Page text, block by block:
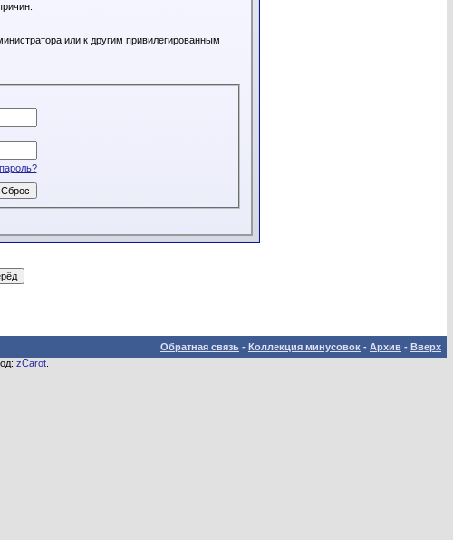
или к другим привилегированным
Обратная связь - Коллекция минусовок - Архив - Вверх
zCarot.